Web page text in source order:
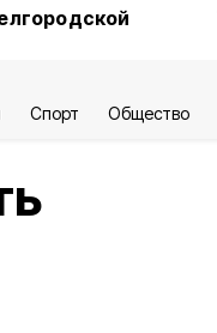
Спорт Общество